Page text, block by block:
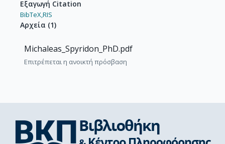
Εξαγωγή Citation
BibTeX,RIS
Αρχεία (1)
Michaleas_Spyridon_PhD.pdf
Επιτρέπεται η ανοικτή πρόσβαση